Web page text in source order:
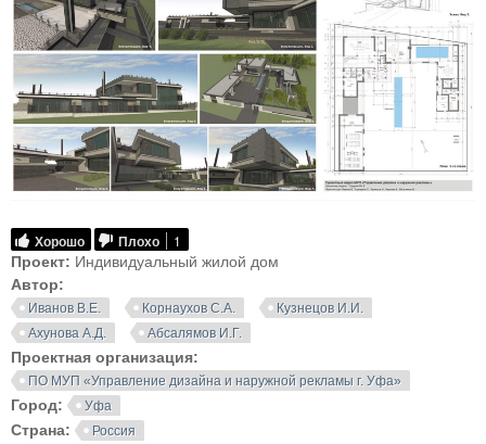
Хорошо Плохо 1
Проект: Индивидуальный жилой дом
Автор:
Иванов В.Е. Корнаухов С.А.
Кузнецов И.И.
Ахунова А.Д.
Абсалямов И.Г.
Проектная организация:
ПО МУП «Управление дизайна и наружной рекламы г. Уфа»
Город: Уфа
Страна: Россия